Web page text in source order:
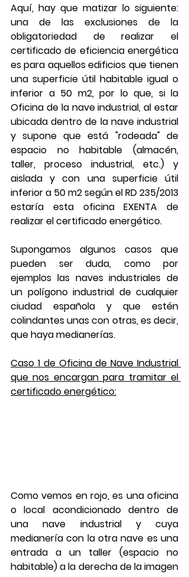
Aquí, hay que matizar lo siguiente:
una de las exclusiones de la
obligatoriedad de realizar el
certificado de eficiencia energética
es para aquellos edificios que tienen
una superficie útil habitable igual o
inferior a 50 m2, por lo que, si la
Oficina de la nave industrial, al estar
ubicada dentro de la nave industrial
y supone que está "rodeada" de
espacio no habitable (almacén,
taller, proceso industrial, etc.) y
aislada y con una superficie útil
inferior a 50 m2 según el RD 235/2013
estaría esta oficina EXENTA de
realizar el certificado energético.
Supongamos algunos casos que
pueden ser duda, como por
ejemplos las naves industriales de
un polígono industrial de cualquier
ciudad española y que estén
colindantes unas con otras, es decir,
que haya medianerías.
Caso 1 de Oficina de Nave Industrial
que nos encargan para tramitar el
certificado energético:
Como vemos en rojo, es una oficina
o local acondicionado dentro de
una nave industrial y cuya
medianería con la otra nave es una
entrada a un taller (espacio no
habitable) a la derecha de la imagen